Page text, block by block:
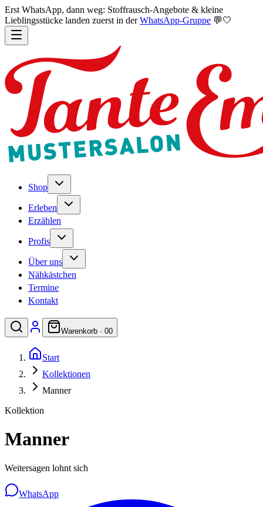
Erst WhatsApp, dann weg: Stoffrausch-Angebote & kleine
Lieblingsstücke landen zuerst in der WhatsApp-Gruppe 💬🤍
Shop
Erleben
Erzählen
Profis
Über uns
Nähkästchen
Termine
Kontakt
Warenkorb · 00
Start
Kollektionen
Manner
Kollektion
Manner
Weitersagen lohnt sich
WhatsApp